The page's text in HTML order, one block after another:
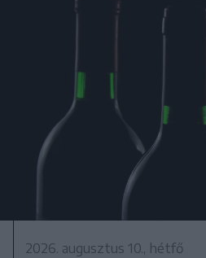
2026. augusztus 10., hétfő